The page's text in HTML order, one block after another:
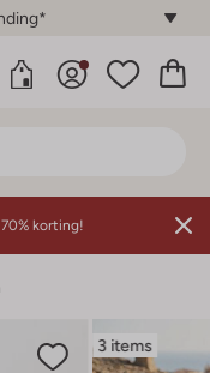
korting!
3 items